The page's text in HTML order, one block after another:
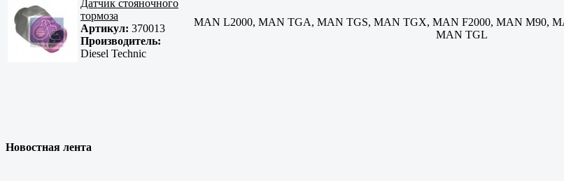
Датчик стояночного
тормоза
Артикул: 370013
Производитель:
Diesel Technic
MAN L2000, MAN TGA, MAN TGS, MAN TGX, MAN F2000, MAN M90,
MAN TGL
Новостная лента